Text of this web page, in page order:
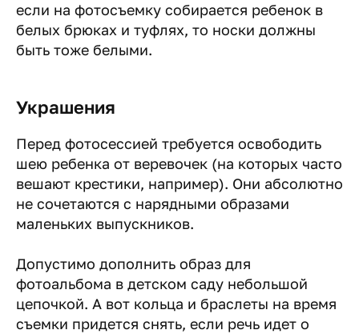
если на фотосъемку собирается ребенок в
белых брюках и туфлях, то носки должны
быть тоже белыми.
Украшения
Перед фотосессией требуется освободить
шею ребенка от веревочек (на которых часто
вешают крестики, например). Они абсолютно
не сочетаются с нарядными образами
маленьких выпускников.
Допустимо дополнить образ для
фотоальбома в детском саду небольшой
цепочкой. А вот кольца и браслеты на время
съемки придется снять, если речь идет о